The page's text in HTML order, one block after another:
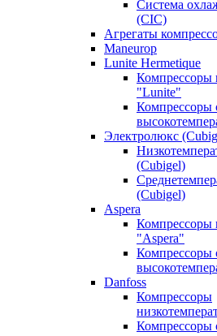
Система
(CIC)
Агрегаты
Maneurop
Lunite Hermetique
Компрессоры
"Lunite"
Компрессоры
Электролюкс
(Cubigel)
(Cubigel)
Aspera
Компрессоры
"Aspera"
Компрессоры
Danfoss
Компрессоры
Компрессоры